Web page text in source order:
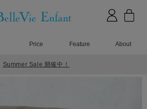
Price Feature About
Summer Sale 開催中！
ビーアンファン 一升米 ナチュール